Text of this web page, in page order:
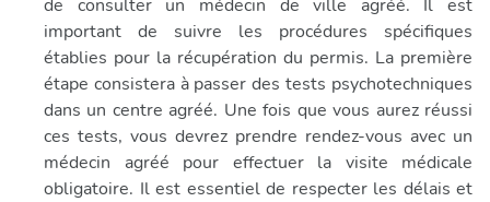
de consulter un médecin de ville agréé. Il est
important de suivre les procédures spécifiques
établies pour la récupération du permis. La première
étape consistera à passer des tests psychotechniques
dans un centre agréé. Une fois que vous aurez réussi
ces tests, vous devrez prendre rendez-vous avec un
médecin agréé pour effectuer la visite médicale
obligatoire. Il est essentiel de respecter les délais et